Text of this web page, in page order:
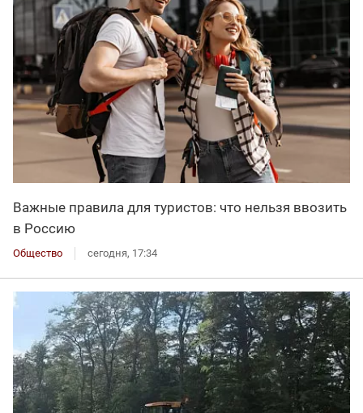
Важные правила для туристов: что нельзя ввозить
в Россию
Общество сегодня, 17:34